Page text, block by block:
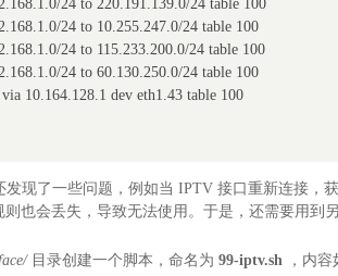
24 to 220.191.139.0/24 table 100
24 to 10.255.247.0/24 table 100
24 to 115.233.200.0/24 table 100
24 to 60.130.250.0/24 table 100
via 10.164.128.1 dev eth1.43 table 100
发现了一些问题，例如当 IPTV 接口重新连接，
也会丢失，导致无法使用。于是，还需要用到
目录创建一个脚本，命名为 99-iptv.sh ，内容